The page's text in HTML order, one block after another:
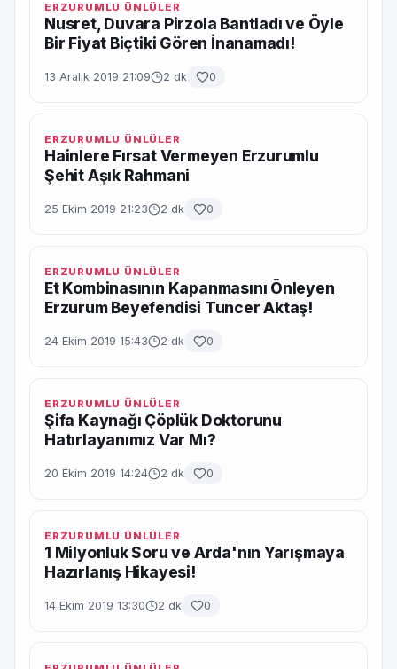
ERZURUMLU ÜNLÜLER
Nusret, Duvara Pirzola Bantladı ve Öyle
Bir Fiyat Biçtiki Gören İnanamadı!
13 Aralık 2019 21:09 2 dk 0
ERZURUMLU ÜNLÜLER
Hainlere Fırsat Vermeyen Erzurumlu
Şehit Aşık Rahmani
25 Ekim 2019 21:23 2 dk 0
ERZURUMLU ÜNLÜLER
Et Kombinasının Kapanmasını Önleyen
Erzurum Beyefendisi Tuncer Aktaş!
24 Ekim 2019 15:43 2 dk 0
ERZURUMLU ÜNLÜLER
Şifa Kaynağı Çöplük Doktorunu
Hatırlayanımız Var Mı?
20 Ekim 2019 14:24 2 dk 0
ERZURUMLU ÜNLÜLER
1 Milyonluk Soru ve Arda'nın Yarışmaya
Hazırlanış Hikayesi!
14 Ekim 2019 13:30 2 dk 0